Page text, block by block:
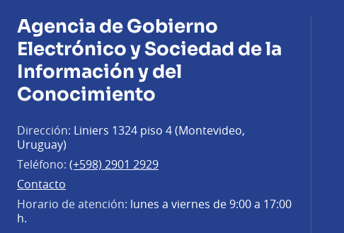
Agencia de Gobierno
Electrónico y Sociedad de la
Información y del
Conocimiento
Dirección: Liniers 1324 piso 4 (Montevideo,
Uruguay)
Teléfono: (+598) 2901 2929
Contacto
Horario de atención: lunes a viernes de 9:00 a 17:00
h.